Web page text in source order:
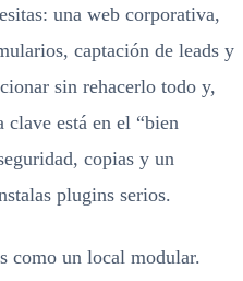
una web corporativa,
captación de leads y
sin rehacerlo todo y,
clave está en el “bien
copias y un
plugins serios.
como un local modular.